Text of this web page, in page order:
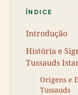
ÍNDICE
Introdução
História e
Tussauds
Origens e
Tussauds